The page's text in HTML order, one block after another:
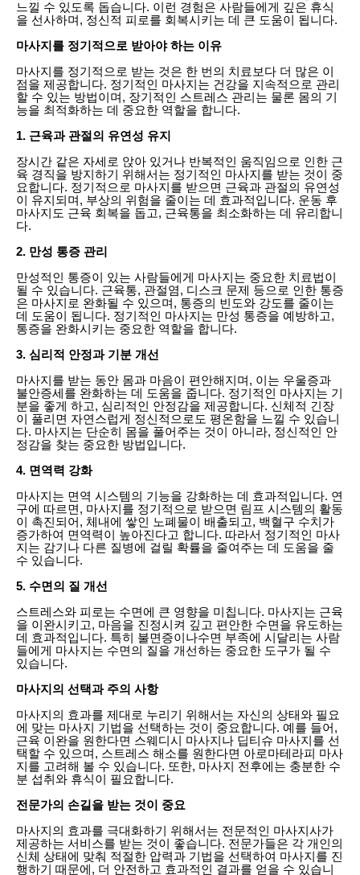
느낄 수 있도록 돕습니다. 이런 경험은 사람들에게 깊은 휴식
을 선사하며, 정신적 피로를 회복시키는 데 큰 도움이 됩니다.
마사지를 정기적으로 받아야 하는 이유
마사지를 정기적으로 받는 것은 한 번의 치료보다 더 많은 이
점을 제공합니다. 정기적인 마사지는 건강을 지속적으로 관리
할 수 있는 방법이며, 장기적인 스트레스 관리는 물론 몸의 기
능을 최적화하는 데 중요한 역할을 합니다.
1. 근육과 관절의 유연성 유지
장시간 같은 자세로 앉아 있거나 반복적인 움직임으로 인한 근
육 경직을 방지하기 위해서는 정기적인 마사지를 받는 것이 중
요합니다. 정기적으로 마사지를 받으면 근육과 관절의 유연성
이 유지되며, 부상의 위험을 줄이는 데 효과적입니다. 운동 후
마사지도 근육 회복을 돕고, 근육통을 최소화하는 데 유리합니
다.
2. 만성 통증 관리
만성적인 통증이 있는 사람들에게 마사지는 중요한 치료법이
될 수 있습니다. 근육통, 관절염, 디스크 문제 등으로 인한 통증
은 마사지로 완화될 수 있으며, 통증의 빈도와 강도를 줄이는
데 도움이 됩니다. 정기적인 마사지는 만성 통증을 예방하고,
통증을 완화시키는 중요한 역할을 합니다.
3. 심리적 안정과 기분 개선
마사지를 받는 동안 몸과 마음이 편안해지며, 이는 우울증과
불안증세를 완화하는 데 도움을 줍니다. 정기적인 마사지는 기
분을 좋게 하고, 심리적인 안정감을 제공합니다. 신체적 긴장
이 풀리면 자연스럽게 정신적으로도 평온함을 느낄 수 있습니
다. 마사지는 단순히 몸을 풀어주는 것이 아니라, 정신적인 안
정감을 찾는 중요한 방법입니다.
4. 면역력 강화
마사지는 면역 시스템의 기능을 강화하는 데 효과적입니다. 연
구에 따르면, 마사지를 정기적으로 받으면 림프 시스템의 활동
이 촉진되어, 체내에 쌓인 노폐물이 배출되고, 백혈구 수치가
증가하여 면역력이 높아진다고 합니다. 따라서 정기적인 마사
지는 감기나 다른 질병에 걸릴 확률을 줄여주는 데 도움을 줄
수 있습니다.
5. 수면의 질 개선
스트레스와 피로는 수면에 큰 영향을 미칩니다. 마사지는 근육
을 이완시키고, 마음을 진정시켜 깊고 편안한 수면을 유도하는
데 효과적입니다. 특히 불면증이나수면 부족에 시달리는 사람
들에게 마사지는 수면의 질을 개선하는 중요한 도구가 될 수
있습니다.
마사지의 선택과 주의 사항
마사지의 효과를 제대로 누리기 위해서는 자신의 상태와 필요
에 맞는 마사지 기법을 선택하는 것이 중요합니다. 예를 들어,
근육 이완을 원한다면 스웨디시 마사지나 딥티슈 마사지를 선
택할 수 있으며, 스트레스 해소를 원한다면 아로마테라피 마사
지를 고려해 볼 수 있습니다. 또한, 마사지 전후에는 충분한 수
분 섭취와 휴식이 필요합니다.
전문가의 손길을 받는 것이 중요
마사지의 효과를 극대화하기 위해서는 전문적인 마사지사가
제공하는 서비스를 받는 것이 좋습니다. 전문가들은 각 개인의
신체 상태에 맞춰 적절한 압력과 기법을 선택하여 마사지를 진
행하기 때문에, 더 안전하고 효과적인 결과를 얻을 수 있습니